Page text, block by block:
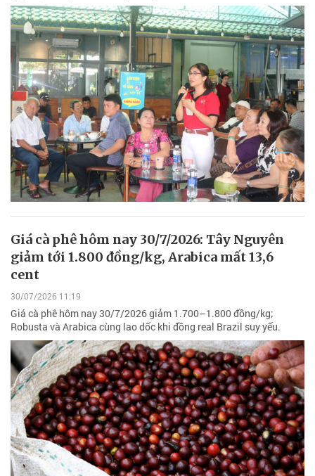
Giá cà phê hôm nay 30/7/2026: Tây Nguyên
giảm tới 1.800 đồng/kg, Arabica mất 13,6
cent
30/07/2026 11:19
Giá cà phê hôm nay 30/7/2026 giảm 1.700–1.800 đồng/kg;
Robusta và Arabica cùng lao dốc khi đồng real Brazil suy yếu.